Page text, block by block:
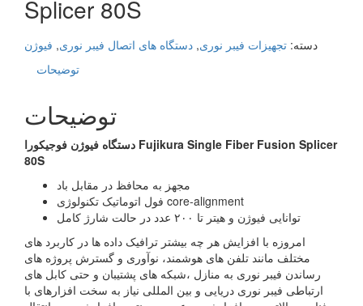
Splicer 80S
دسته: تجهیزات فیبر نوری, دستگاه های اتصال فیبر نوری, فیوژن
توضیحات
توضیحات
Fujikura Single Fiber Fusion Splicer
80S
مجهز به محافظ در مقابل باد
فول اتوماتیک تکنولوژی core-alignment
توانایی فیوژن و هیتر تا ۲۰۰ عدد در حالت شارژ کامل
امروزه با افزایش هر چه بیشتر ترافیک داده ها در کاربرد های
مختلف مانند تلفن های هوشمند، نوآوری و گسترش پروژه های
رساندن فیبر نوری به منازل ،شبکه های پشتیبان و حتی کابل های
ارتباطی فیبر نوری دریایی و بین المللی نیاز به سخت افزارهای با